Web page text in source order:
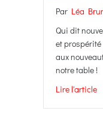
Par Léa
Qui dit
et
aux
notre table !
Lire l'article